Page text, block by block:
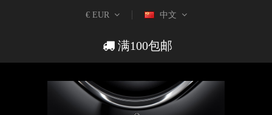
€ EUR 中文
满100包邮